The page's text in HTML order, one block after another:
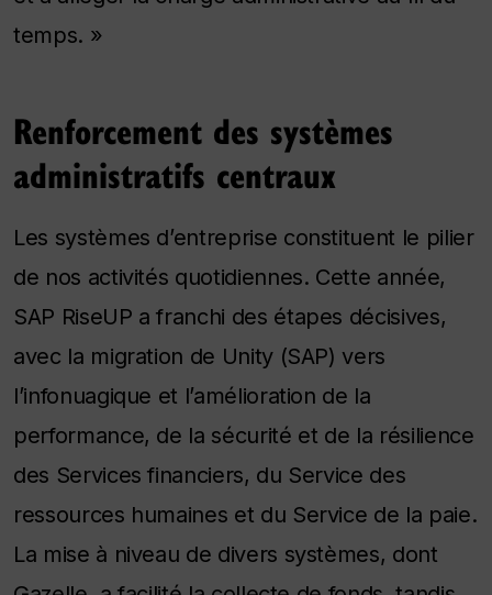
temps. »
Renforcement des systèmes
administratifs centraux
Les systèmes d’entreprise constituent le pilier
de nos activités quotidiennes. Cette année,
SAP RiseUP a franchi des étapes décisives,
avec la migration de Unity (SAP) vers
l’infonuagique et l’amélioration de la
performance, de la sécurité et de la résilience
des Services financiers, du Service des
ressources humaines et du Service de la paie.
La mise à niveau de divers systèmes, dont